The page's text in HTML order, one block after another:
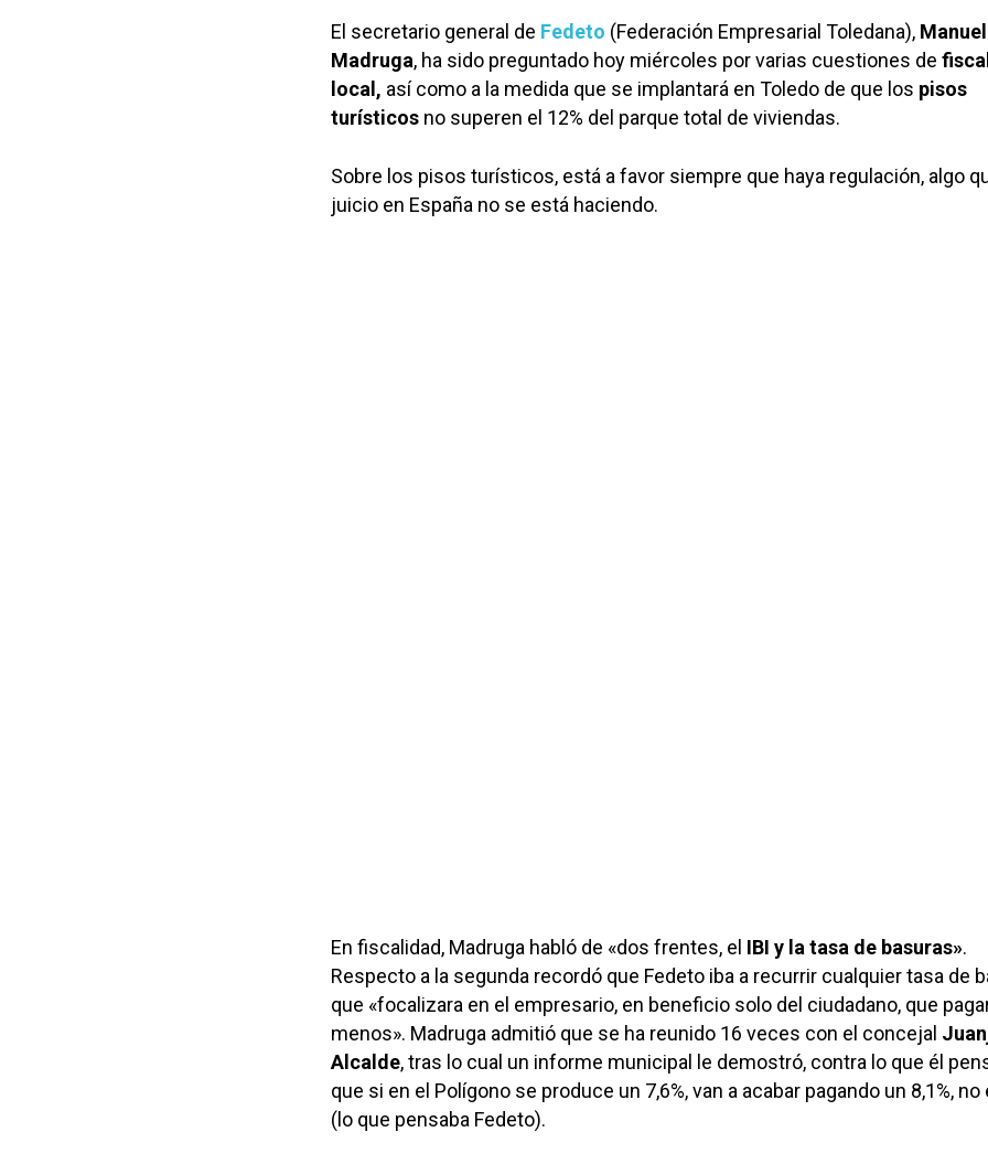
El secretario general de Fedeto (Federación Empresarial Toledana), Manuel
Madruga, ha sido preguntado hoy miércoles por varias cuestiones de
local, así como a la medida que se implantará en Toledo de que los pisos
turísticos no superen el 12% del parque total de viviendas.
Sobre los pisos turísticos, está a favor siempre que haya regulación, algo
juicio en España no se está haciendo.
En fiscalidad, Madruga habló de «dos frentes, el IBI y la tasa de basuras».
Respecto a la segunda recordó que Fedeto iba a recurrir cualquier tasa de
que «focalizara en el empresario, en beneficio solo del ciudadano, que
menos». Madruga admitió que se ha reunido 16 veces con el concejal
Alcalde, tras lo cual un informe municipal le demostró, contra lo que él
que si en el Polígono se produce un 7,6%, van a acabar pagando un 8,1%, no
(lo que pensaba Fedeto).